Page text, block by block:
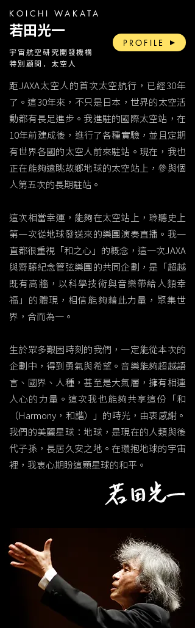
KOICHI WAKATA
若田光一
宇宙航空研究開發機構
特別顧問．太空人
PROFILE
距JAXA太空人的首次太空航行，已經30年
了。這30年來，不只是日本，世界的太空活
動都有長足進步。我進駐的國際太空站，在
10年前建成後，進行了各種實驗，並且定期
有世界各國的太空人前來駐站。現在，我也
正在能夠遠眺故鄉地球的太空站上，參與個
人第五次的長期駐站。
這次相當幸運，能夠在太空站上，聆聽史上
第一次從地球發送來的樂團演奏直播。我一
直都很重視「和之心」的概念，這一次JAXA
與齋藤紀念管弦樂團的共同企劃，是「超越
既有高牆，以科學技術與音樂帶給人類幸
福」的體現，相信能夠藉此力量，聚集世
界，合而為一。
生於眾多艱困時刻的我們，一定能從本次的
企劃中，得到勇氣與希望。音樂能夠超越語
言、國界、人種，甚至是大氣層，擁有相連
人心的力量。這次我也能夠共享這份「和
（Harmony，和諧）」的時光，由衷感謝。
我們的美麗星球：地球，是現在的人類與後
代子孫，長居久安之地。在環抱地球的宇宙
裡，我衷心期盼這顆星球的和平。